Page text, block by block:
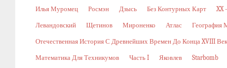
Илья Муромец Росмэн Дзысь Без Контурных Карт XX
Левандовский Щетинов Мироненко Атлас География
Отечественная История С Древнейших Времен До Конца XVIII
Математика Для Техникумов Часть I Яковлев Starbomb